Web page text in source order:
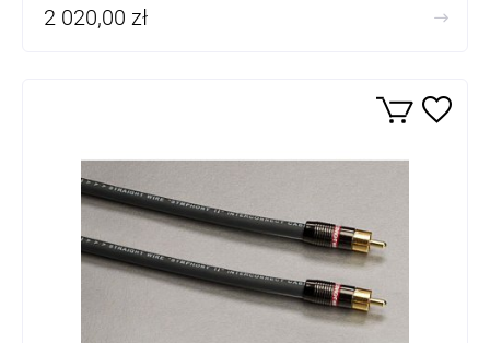
2 020,00 zł